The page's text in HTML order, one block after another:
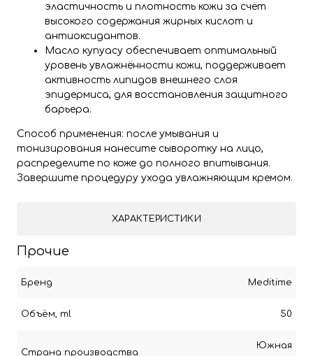
эластичность и плотность кожи за счёт
высокого содержания жирных кислот и
антиоксидантов.
Масло купуасу обеспечивает оптимальный
уровень увлажнённости кожи, поддерживает
активность липидов внешнего слоя
эпидермиса, для восстановления защитного
барьера.
Способ применения: после умывания и
тонизирования нанесите сыворотку на лицо,
распределите по коже до полного впитывания.
Завершите процедуру ухода увлажняющим кремом.
ХАРАКТЕРИСТИКИ
Прочие
Бренд Meditime
Объём, ml 50
Страна производства
Южная